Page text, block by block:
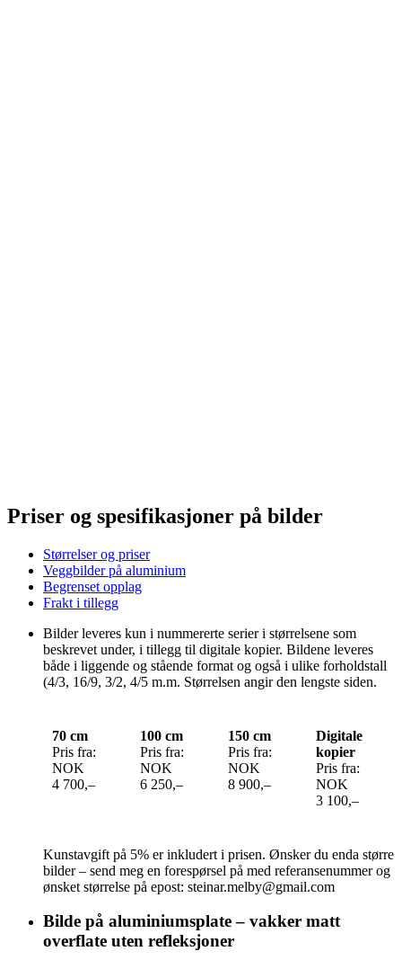
Priser og spesifikasjoner på bilder
Størrelser og priser
Veggbilder på aluminium
Begrenset opplag
Frakt i tillegg
Bilder leveres kun i nummererte serier i størrelsene som
beskrevet under, i tillegg til digitale kopier. Bildene leveres
både i liggende og stående format og også i ulike forholdstall
(4/3, 16/9, 3/2, 4/5 m.m. Størrelsen angir den lengste siden.
70 cm
Pris fra:
NOK
4 700,–
100 cm
Pris fra:
NOK
6 250,–
150 cm
Pris fra:
NOK
8 900,–
Digitale
kopier
Pris fra:
NOK
3 100,–
Kunstavgift på 5% er inkludert i prisen. Ønsker du enda større
bilder – send meg en forespørsel på med referansenummer og
ønsket størrelse på epost: steinar.melby@gmail.com
Bilde på aluminiumsplate – vakker matt
overflate uten refleksjoner